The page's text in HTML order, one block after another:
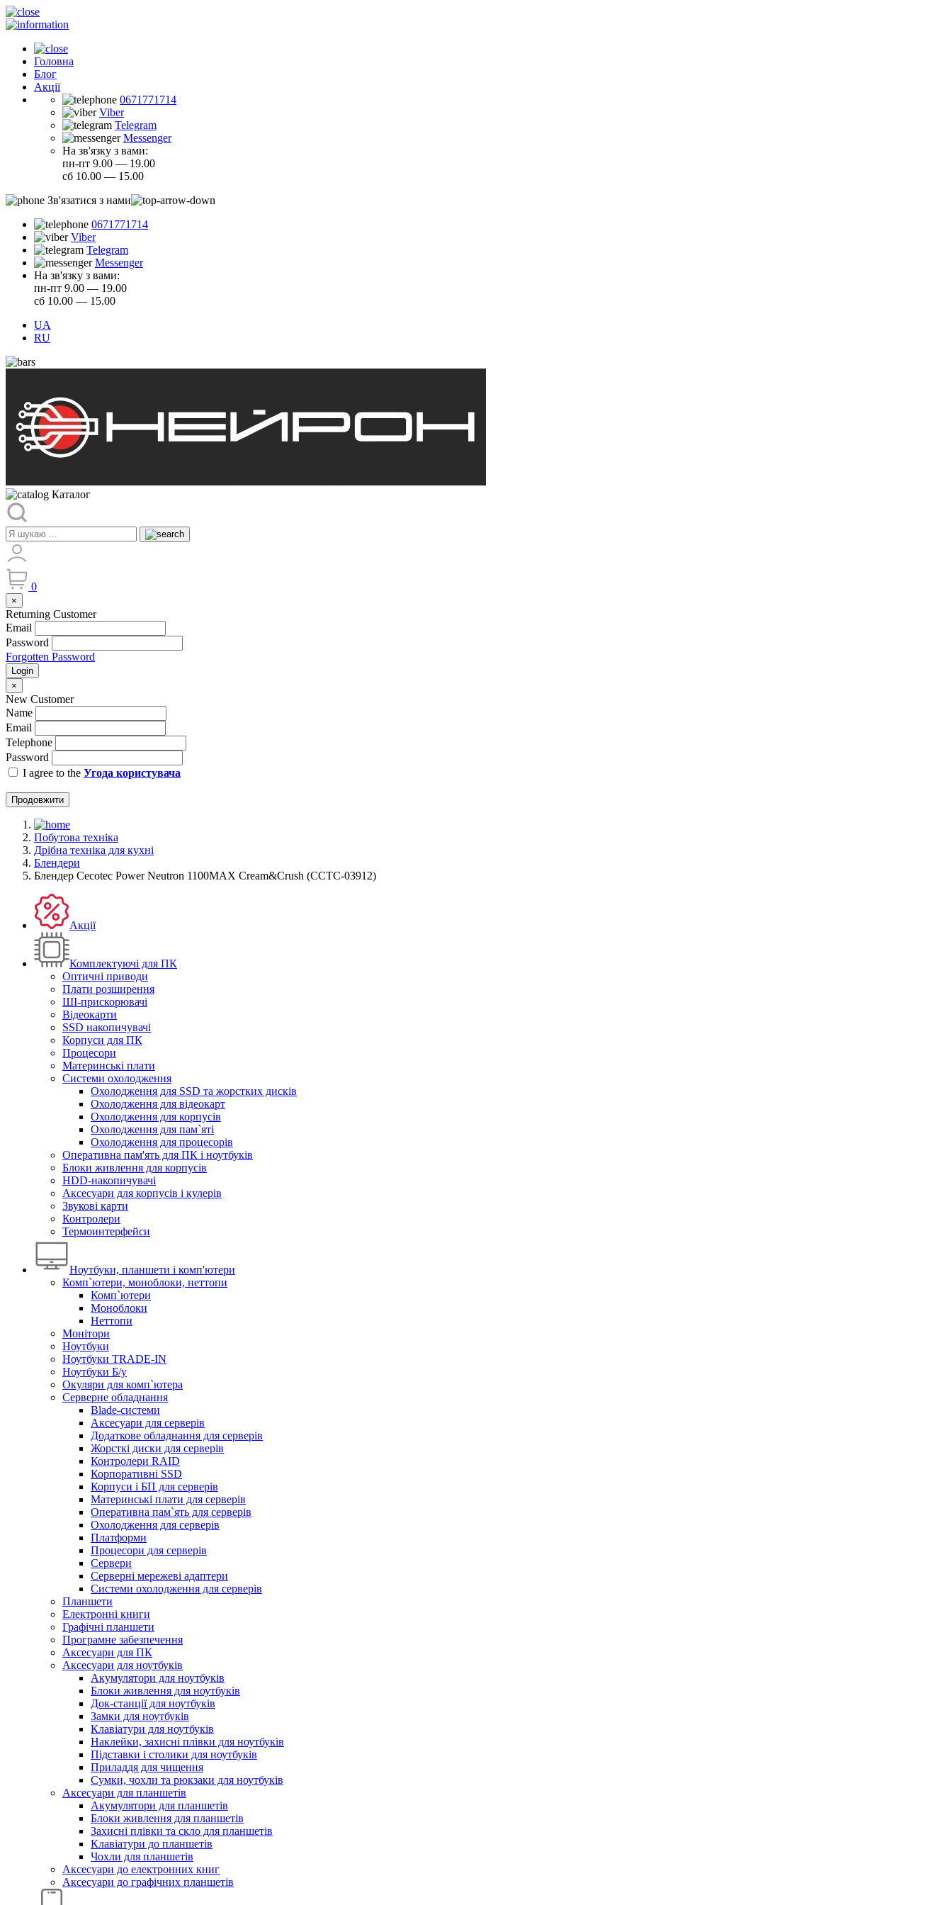
Головна
Блог
Акції
0671771714
Viber
Telegram
Messenger
На зв'язку з вами:
пн-пт 9.00 — 19.00
сб 10.00 — 15.00
Зв'язатися з нами
0671771714
Viber
Telegram
Messenger
На зв'язку з вами:
пн-пт 9.00 — 19.00
сб 10.00 — 15.00
UA
RU
Каталог
0
×
Returning Customer
Email
Password
Forgotten Password
Login
×
New Customer
Name
Email
Telephone
Password
I agree to the Угода користувача
Продовжити
Побутова техніка
Дрібна техніка для кухні
Блендери
Блендер Cecotec Power Neutron 1100MAX Cream&Crush (CCTC-03912)
Акції
Комплектуючі для ПК
Оптичні приводи
Плати розширення
ШІ-прискорювачі
Відеокарти
SSD накопичувачі
Корпуси для ПК
Процесори
Материнські плати
Системи охолодження
Охолодження для SSD та жорстких дисків
Охолодження для відеокарт
Охолодження для корпусів
Охолодження для пам`яті
Охолодження для процесорів
Оперативна пам'ять для ПК і ноутбуків
Блоки живлення для корпусів
HDD-накопичувачі
Аксесуари для корпусів і кулерів
Звукові карти
Контролери
Термоинтерфейси
Ноутбуки, планшети і комп'ютери
Комп`ютери, моноблоки, неттопи
Комп`ютери
Моноблоки
Неттопи
Монітори
Ноутбуки
Ноутбуки TRADE-IN
Ноутбуки Б/у
Окуляри для комп`ютера
Серверне обладнання
Blade-системи
Аксесуари для серверів
Додаткове обладнання для серверів
Жорсткі диски для серверів
Контролери RAID
Корпоративні SSD
Корпуси і БП для серверів
Материнські плати для серверів
Оперативна пам`ять для серверів
Охолодження для серверів
Платформи
Процесори для серверів
Сервери
Серверні мережеві адаптери
Системи охолодження для серверів
Планшети
Електронні книги
Графічні планшети
Програмне забезпечення
Аксесуари для ПК
Аксесуари для ноутбуків
Акумулятори для ноутбуків
Блоки живлення для ноутбуків
Док-станції для ноутбуків
Замки для ноутбуків
Клавіатури для ноутбуків
Наклейки, захисні плівки для ноутбуків
Підставки і столики для ноутбуків
Приладдя для чищення
Сумки, чохли та рюкзаки для ноутбуків
Аксесуари для планшетів
Акумулятори для планшетів
Блоки живлення для планшетів
Захисні плівки та скло для планшетів
Клавіатури до планшетів
Чохли для планшетів
Аксесуари до електронних книг
Аксесуари дo графічних планшетів